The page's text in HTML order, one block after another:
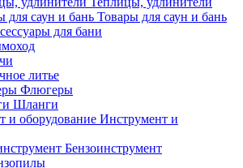
Товары для саун и бань
для бани
литье
Флюгеры
Шланги
Инструмент и
Бензоинструмент